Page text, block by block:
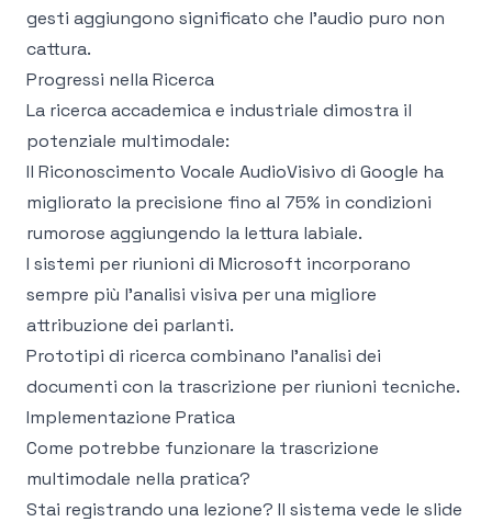
gesti aggiungono significato che l'audio puro non
cattura.
Progressi nella Ricerca
La ricerca accademica e industriale dimostra il
potenziale multimodale:
Il Riconoscimento Vocale AudioVisivo di Google ha
migliorato la precisione fino al 75% in condizioni
rumorose aggiungendo la lettura labiale.
I sistemi per riunioni di Microsoft incorporano
sempre più l'analisi visiva per una migliore
attribuzione dei parlanti.
Prototipi di ricerca combinano l'analisi dei
documenti con la trascrizione per riunioni tecniche.
Implementazione Pratica
Come potrebbe funzionare la trascrizione
multimodale nella pratica?
Stai registrando una lezione? Il sistema vede le slide